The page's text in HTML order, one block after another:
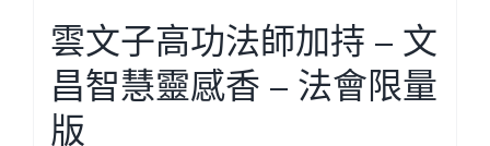
雲文子高功法師加持 – 文
昌智慧靈感香 – 法會限量
版